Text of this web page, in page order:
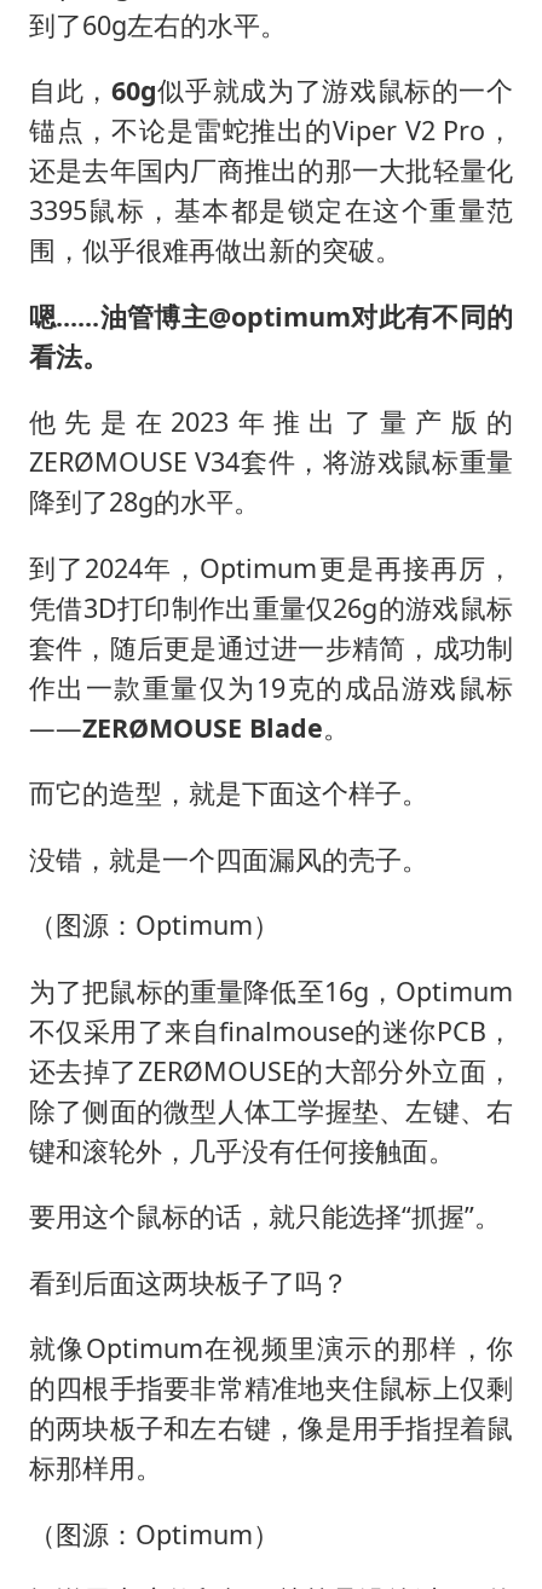
到了60g左右的水平。
自此， 60g似乎就成为了游戏鼠标的一个
锚点，不论是雷蛇推出的Viper V2 Pro，
还是去年国内厂商推出的那一大批轻量化
3395鼠标，基本都是锁定在这个重量范
围，似乎很难再做出新的突破。
嗯......油管博主@optimum对此有不同的
看法。
他先是在2023年推出了量产版的
ZERØMOUSE V34套件，将游戏鼠标重量
降到了28g的水平。
到了2024年，Optimum更是再接再厉，
凭借3D打印制作出重量仅26g的游戏鼠标
套件，随后更是通过进一步精简，成功制
作出一款重量仅为19克的成品游戏鼠标
——ZERØMOUSE Blade。
而它的造型，就是下面这个样子。
没错，就是一个四面漏风的壳子。
（图源：Optimum）
为了把鼠标的重量降低至16g，Optimum
不仅采用了来自finalmouse的迷你PCB，
还去掉了ZERØMOUSE的大部分外立面，
除了侧面的微型人体工学握垫、左键、右
键和滚轮外，几乎没有任何接触面。
要用这个鼠标的话，就只能选择“抓握”。
看到后面这两块板子了吗？
就像Optimum在视频里演示的那样，你
的四根手指要非常精准地夹住鼠标上仅剩
的两块板子和左右键，像是用手指捏着鼠
标那样用。
（图源：Optimum）